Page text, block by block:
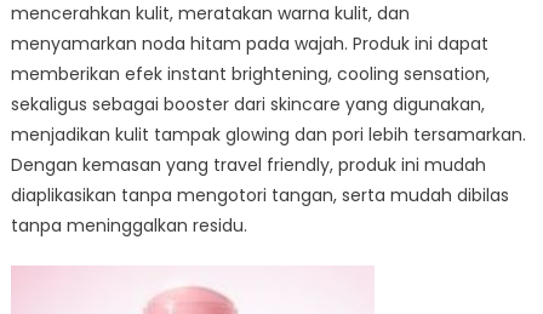
mencerahkan kulit, meratakan warna kulit, dan
menyamarkan noda hitam pada wajah. Produk ini dapat
memberikan efek instant brightening, cooling sensation,
sekaligus sebagai booster dari skincare yang digunakan,
menjadikan kulit tampak glowing dan pori lebih tersamarkan.
Dengan kemasan yang travel friendly, produk ini mudah
diaplikasikan tanpa mengotori tangan, serta mudah dibilas
tanpa meninggalkan residu.